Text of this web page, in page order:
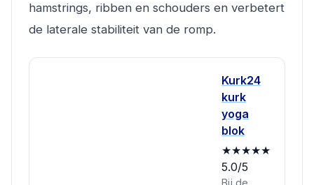
hamstrings, ribben en schouders en verbetert
de laterale stabiliteit van de romp.
Kurk24
kurk
yoga
blok
★★★★★
5.0/5